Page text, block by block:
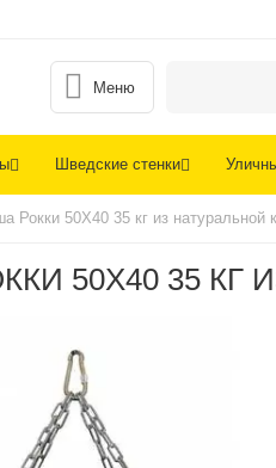
Меню
Шведские стенки
Рокки 50X40 35 кг из натуральной
50X40 35